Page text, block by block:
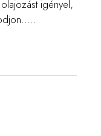
igényel,